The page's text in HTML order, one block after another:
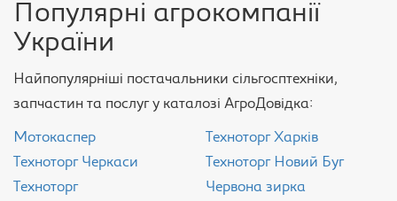
Популярні агрокомпанії
України
Найпопулярніші постачальники сільгосптехніки,
запчастин та послуг у каталозі АгроДовідка:
Мотокаспер
Техноторг Черкаси
Техноторг
Техноторг Харків
Техноторг Новий Буг
Червона зирка